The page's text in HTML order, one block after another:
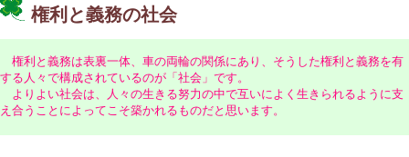
権利と義務の社会
権利と義務は表裏一体、車の両輪の関係にあり、そうした権利と義務を有
する人々で構成されているのが「社会」です。
よりよい社会は、人々の生きる努力の中で互いによく生きられるように支
え合うことによってこそ築かれるものだと思います。